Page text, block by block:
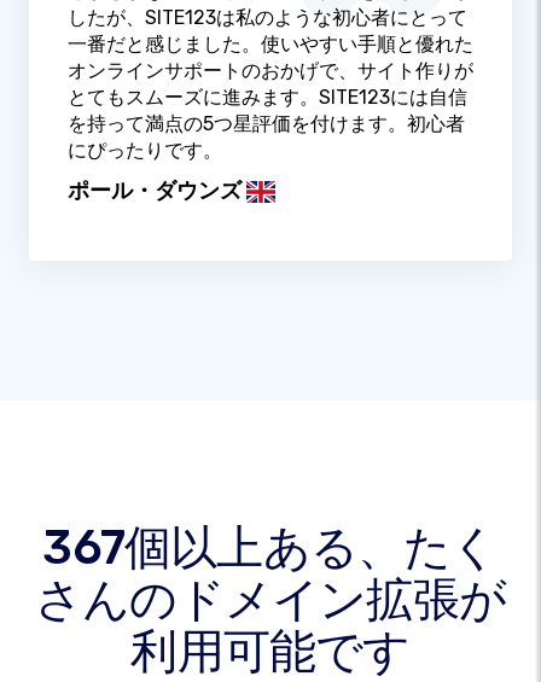
したが、SITE123は私のような初心者にとって
一番だと感じました。使いやすい手順と優れた
オンラインサポートのおかげで、サイト作りが
とてもスムーズに進みます。SITE123には自信
を持って満点の5つ星評価を付けます。初心者
にぴったりです。
ポール・ダウンズ
367個以上ある、たく
さんのドメイン拡張が
利用可能です